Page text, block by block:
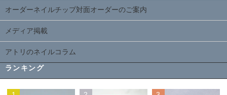
オーダーネイルチップ対面オーダーのご案内
メディア掲載
アトリのネイルコラム
ランキング